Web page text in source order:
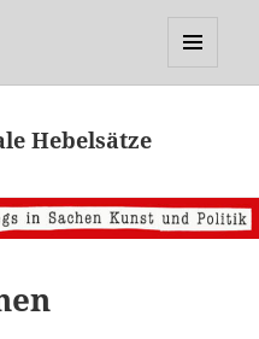
Hebelsätze